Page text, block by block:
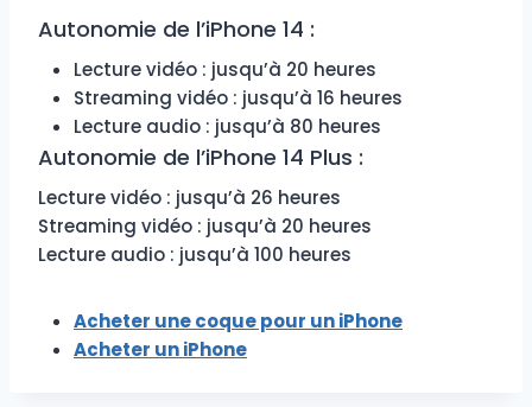
Autonomie de l’iPhone 14 :
Lecture vidéo : jusqu’à 20 heures
Streaming vidéo : jusqu’à 16 heures
Lecture audio : jusqu’à 80 heures
Autonomie de l’iPhone 14 Plus :
Lecture vidéo : jusqu’à 26 heures
Streaming vidéo : jusqu’à 20 heures
Lecture audio : jusqu’à 100 heures
Acheter une coque pour un iPhone
Acheter un iPhone